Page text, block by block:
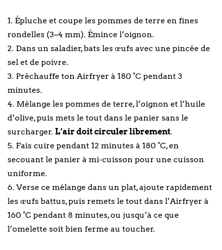
1. Épluche et coupe les pommes de terre en fines
rondelles (3–4 mm). Émince l’oignon.
2. Dans un saladier, bats les œufs avec une pincée de
sel et de poivre.
3. Préchauffe ton Airfryer à 180 °C pendant 3
minutes.
4. Mélange les pommes de terre, l’oignon et l’huile
d’olive, puis mets le tout dans le panier sans le
surcharger. L’air doit circuler librement.
5. Fais cuire pendant 12 minutes à 180 °C, en
secouant le panier à mi-cuisson pour une cuisson
uniforme.
6. Verse ce mélange dans un plat, ajoute rapidement
les œufs battus, puis remets le tout dans l’Airfryer à
160 °C pendant 8 minutes, ou jusqu’à ce que
l’omelette soit bien ferme au toucher.